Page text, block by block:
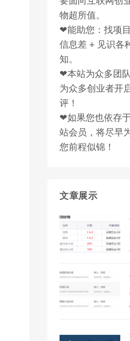
物超所值。
❤能助您：找项
信息差 + 见识各
知。
❤本站为众多团
为众多创业者开
评！
❤如果您也依存
站会员，将尽早
您前程似锦！
文章展示